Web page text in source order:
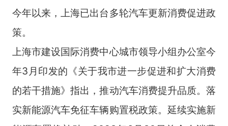
今年以来，上海已出台多轮汽车更新消费促进政
策。
上海市建设国际消费中心城市领导小组办公室今
年3月印发的《关于我市进一步促进和扩大消费
的若干措施》指出，推动汽车消费提升品质。落
实新能源汽车免征车辆购置税政策。延续实施新